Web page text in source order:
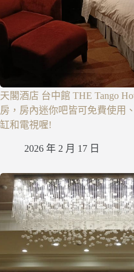
天閣酒店 台中館 THE Tango
房，房內迷你吧皆可免費使用
缸和電視喔!
2026 年 2 月 17 日